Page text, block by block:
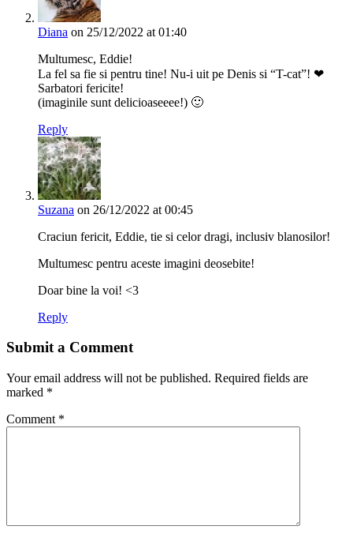
Diana on 25/12/2022 at 01:40
Multumesc, Eddie!
La fel sa fie si pentru tine! Nu-i uit pe Denis si “T-cat”! ❤
Sarbatori fericite!
(imaginile sunt delicioaseeee!) 🙂
Reply
Suzana on 26/12/2022 at 00:45
Craciun fericit, Eddie, tie si celor dragi, inclusiv blanosilor!
Multumesc pentru aceste imagini deosebite!
Doar bine la voi! <3
Reply
Submit a Comment
Your email address will not be published. Required fields are
marked *
Comment *